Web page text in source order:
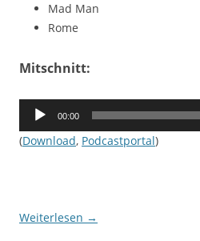
Mad Man
Rome
Mitschnitt:
Audio-
00:00
(Download, Podcastportal)
Weiterlesen →